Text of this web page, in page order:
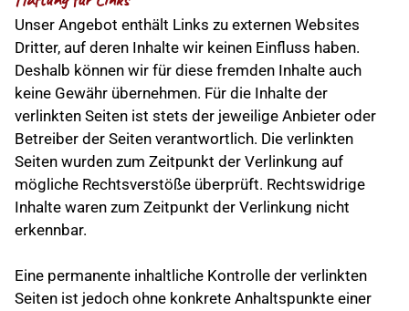
Unser Angebot enthält Links zu externen Websites
Dritter, auf deren Inhalte wir keinen Einfluss haben.
Deshalb können wir für diese fremden Inhalte auch
keine Gewähr übernehmen. Für die Inhalte der
verlinkten Seiten ist stets der jeweilige Anbieter oder
Betreiber der Seiten verantwortlich. Die verlinkten
Seiten wurden zum Zeitpunkt der Verlinkung auf
mögliche Rechtsverstöße überprüft. Rechtswidrige
Inhalte waren zum Zeitpunkt der Verlinkung nicht
erkennbar.
Eine permanente inhaltliche Kontrolle der verlinkten
Seiten ist jedoch ohne konkrete Anhaltspunkte einer